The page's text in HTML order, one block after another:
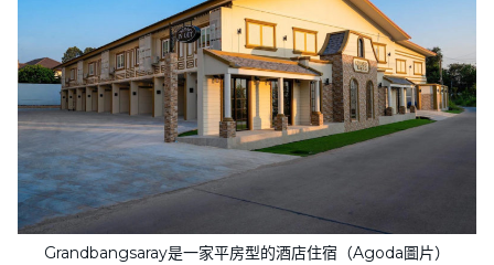
Grandbangsaray是一家平房型的酒店住宿（Agoda圖片）